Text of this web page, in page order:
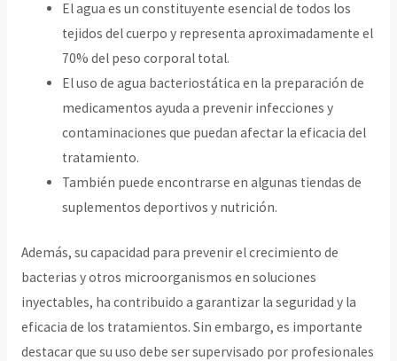
El agua es un constituyente esencial de todos los
tejidos del cuerpo y representa aproximadamente el
70% del peso corporal total.
El uso de agua bacteriostática en la preparación de
medicamentos ayuda a prevenir infecciones y
contaminaciones que puedan afectar la eficacia del
tratamiento.
También puede encontrarse en algunas tiendas de
suplementos deportivos y nutrición.
Además, su capacidad para prevenir el crecimiento de
bacterias y otros microorganismos en soluciones
inyectables, ha contribuido a garantizar la seguridad y la
eficacia de los tratamientos. Sin embargo, es importante
destacar que su uso debe ser supervisado por profesionales